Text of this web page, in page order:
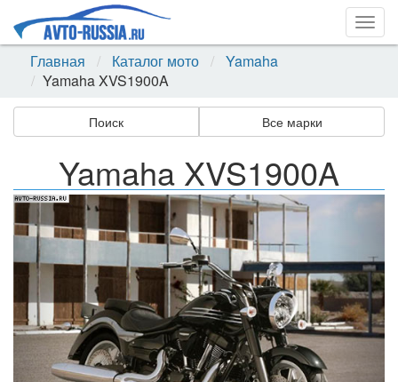
Главная
Каталог мото
Yamaha
Yamaha XVS1900A
Поиск Все марки
Yamaha XVS1900A
Назад